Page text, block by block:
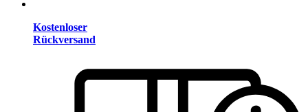
Kostenloser
Rückversand